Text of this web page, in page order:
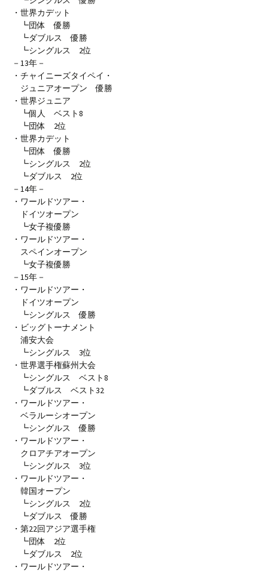
・世界カデット
┗団体 優勝
┗ダブルス 優勝
┗シングルス 2位
－13年－
・チャイニーズタイペイ・
ジュニアオープン 優勝
・世界ジュニア
┗個人 ベスト8
┗団体 2位
・世界カデット
┗団体 優勝
┗シングルス 2位
┗ダブルス 2位
－14年－
・ワールドツアー・
ドイツオープン
┗女子複優勝
・ワールドツアー・
スペインオープン
┗女子複優勝
－15年－
・ワールドツアー・
ドイツオープン
┗シングルス 優勝
・ビッグトーナメント
浦安大会
┗シングルス 3位
・世界選手権蘇州大会
┗シングルス ベスト8
┗ダブルス ベスト32
・ワールドツアー・
ベラルーシオープン
┗シングルス 優勝
・ワールドツアー・
クロアチアオープン
┗シングルス 3位
・ワールドツアー・
韓国オープン
┗シングルス 2位
┗ダブルス 優勝
・第22回アジア選手権
┗団体 2位
┗ダブルス 2位
・ワールドツアー・